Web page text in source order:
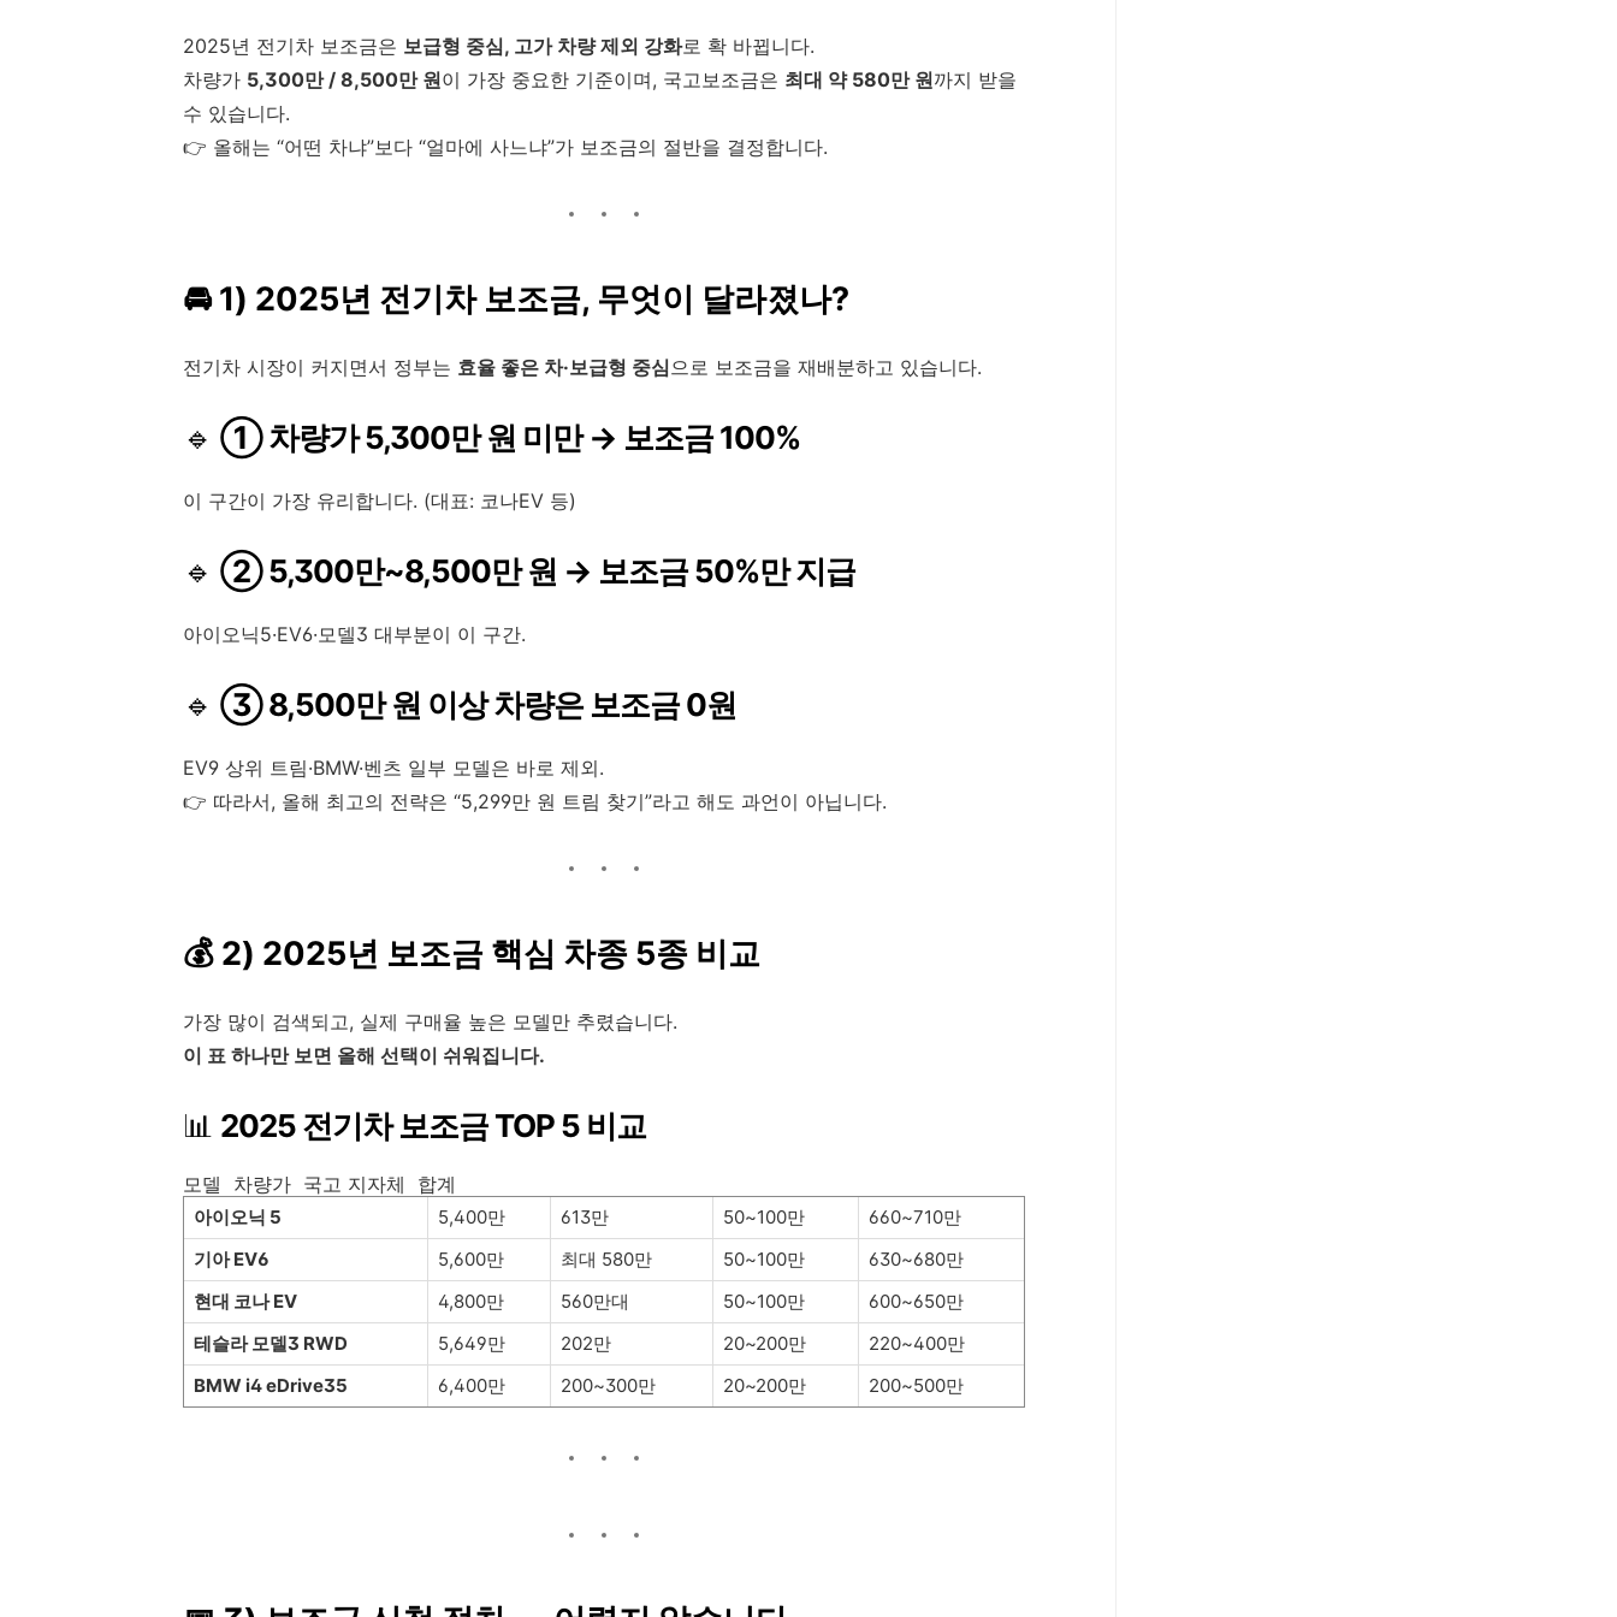
2025년 전기차 보조금은 보급형 중심, 고가 차량 제외 강화로 확 바뀝니다.
차량가 5,300만 / 8,500만 원이 가장 중요한 기준이며, 국고보조금은 최대 약 580만 원까지 받을
수 있습니다.
👉 올해는 “어떤 차냐”보다 “얼마에 사느냐”가 보조금의 절반을 결정합니다.
🚘 1) 2025년 전기차 보조금, 무엇이 달라졌나?
전기차 시장이 커지면서 정부는 효율 좋은 차·보급형 중심으로 보조금을 재배분하고 있습니다.
🔹 ① 차량가 5,300만 원 미만 → 보조금 100%
이 구간이 가장 유리합니다. (대표: 코나EV 등)
🔹 ② 5,300만~8,500만 원 → 보조금 50%만 지급
아이오닉5·EV6·모델3 대부분이 이 구간.
🔹 ③ 8,500만 원 이상 차량은 보조금 0원
EV9 상위 트림·BMW·벤츠 일부 모델은 바로 제외.
👉 따라서, 올해 최고의 전략은 “5,299만 원 트림 찾기”라고 해도 과언이 아닙니다.
💰 2) 2025년 보조금 핵심 차종 5종 비교
가장 많이 검색되고, 실제 구매율 높은 모델만 추렸습니다.
이 표 하나만 보면 올해 선택이 쉬워집니다.
📊 2025 전기차 보조금 TOP 5 비교
모델 차량가 국고 지자체 합계
아이오닉 5 5,400만 613만 50~100만
660~710만
기아 EV6
5,600만 최대 580만 50~100만
630~680만
현대 코나 EV
4,800만 560만대 50~100만
600~650만
테슬라 모델3 RWD
5,649만 202만 20~200만
220~400만
BMW i4 eDrive35
6,400만 200~300만 20~200만 200~500만